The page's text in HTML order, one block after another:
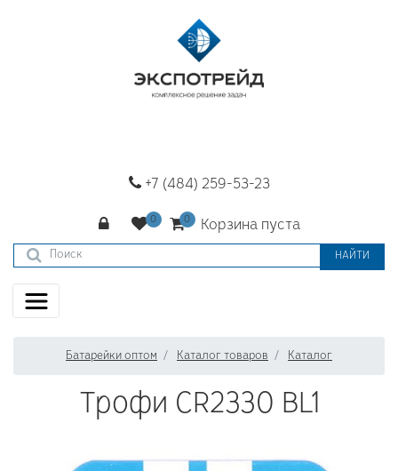
+7 (484) 259-53-23
Корзина пуста
НАЙТИ
Батарейки оптом Каталог товаров Каталог
Трофи CR2330 BL1